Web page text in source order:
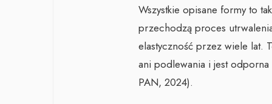
Wszystkie opisane formy to
przechodzą proces
elastyczność przez wiele lat.
ani podlewania i jest odporna
PAN, 2024).